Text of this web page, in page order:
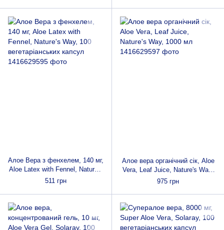
Алое Вера з фенхелем, 140 мг,
Aloe Latex with Fennel, Nature's
Way, 100 вегетаріанських
511 грн
Алое вера органічний сік, Aloe
Vera, Leaf Juice, Nature's Way,
1000 мл
975 грн